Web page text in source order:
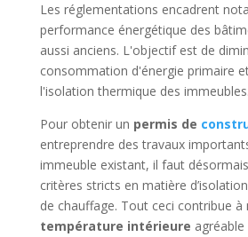
Les réglementations encadrent
performance énergétique des
aussi anciens. L'objectif est de
consommation d'énergie primaire
l'isolation thermique des immeubles.
Pour obtenir un permis de
entreprendre des travaux
immeuble existant, il faut
critères stricts en matière
de chauffage. Tout ceci contribue à
température intérieure agréable